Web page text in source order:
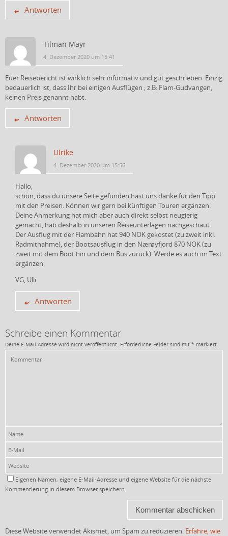
Antworten
Tilman Mayr
4. Dezember 2020 um 15:41
Euer Reisebericht ist wirklich sehr informativ und gut geschrieben. Einzig
bedauerlich ist, dass Ihr bei einigen Ausflügen ; z.B: Flam-Gudvangen,
keinen Preis genannt habt.
Antworten
Ulrike
4. Dezember 2020 um 15:56
Hallo,
schön, dass du unsere Seite gefunden hast uns danke für den Tipp
mit den Preisen. Können wir gern bei künftigen Touren ergänzen.
Deine Anmerkung hat mich aber auch direkt selbst neugierig
gemacht, hab deshalb in unseren Reiseunterlagen nachgeschaut.
Der Ausflug mit der Flambahn hat 940 NOK gekostet (zu zweit inkl.
Radmitnahme), der Bootsausflug in den Nærøyfjord 870 NOK (zu
zweit mit dem Boot hin und dem Bus zurück). Werde es auch im Text
ergänzen.
VG, Ulli
Antworten
Schreibe einen Kommentar
Deine E-Mail-Adresse wird nicht veröffentlicht. Erforderliche Felder sind mit * markiert
Eigenen Namen, eigene E-Mail-Adresse und eigene Website für die nächste
Kommentierung in diesem Browser speichern.
Diese Website verwendet Akismet, um Spam zu reduzieren. Erfahre, wie